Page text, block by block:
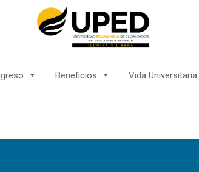
Beneficios Vida Universitaria